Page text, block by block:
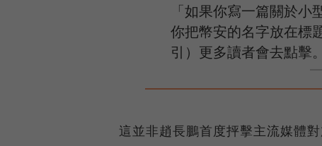
「如果你寫一篇關於
你把幣安的名字放在標
引）更多讀者會去點擊。
這並非趙長鵬首度抨擊主流媒體